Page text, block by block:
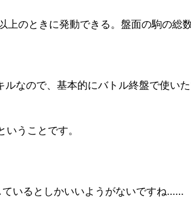
のときに発動できる。盤面の駒の総
なので、基本的にバトル終盤で使
うことです。
いるとしかいいようがないですね……